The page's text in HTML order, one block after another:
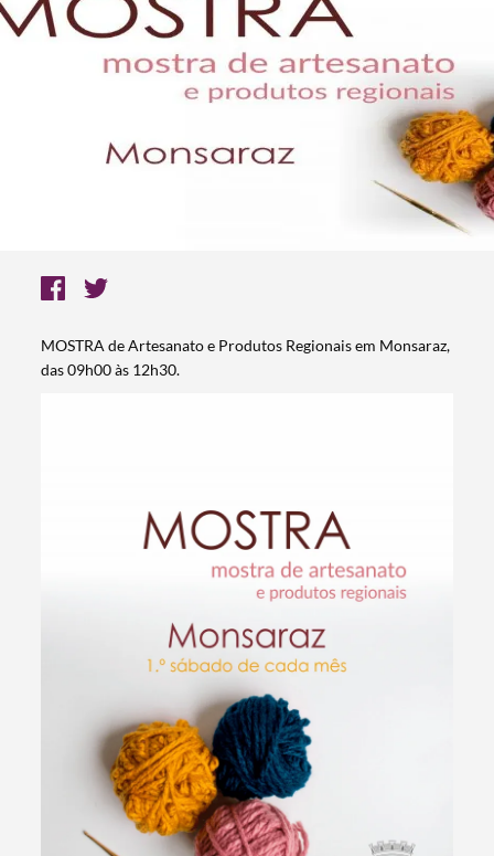
MOSTRA de Artesanato e Produtos Regionais em Monsaraz,
das 09h00 às 12h30.